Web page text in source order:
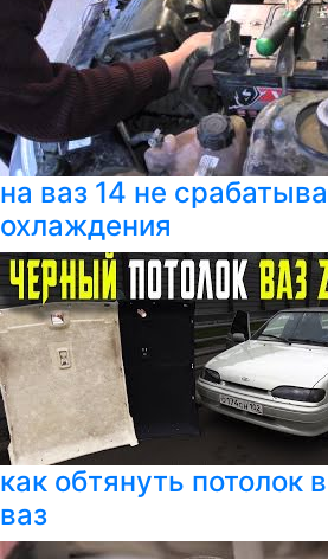
на ваз 14 не
охлаждения
как обтянуть потолок
ваз